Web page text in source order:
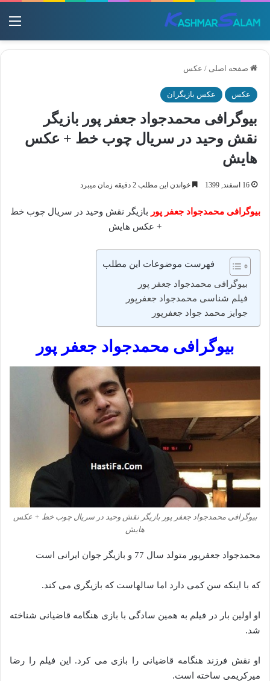
صفحه اصلی / عکس
عکس عکس بازیگران
بیوگرافی محمدجواد جعفر پور بازیگر
نقش وحید در سریال چوب خط + عکس
هایش
16 اسفند, 1399 خواندن این مطلب 2 دقیقه زمان میبرد
بیوگرافی محمدجواد جعفر پور بازیگر نقش وحید در سریال چوب خط
+ عکس هایش
فهرست موضوعات این مطلب
بیوگرافی محمدجواد جعفر پور
فیلم شناسی محمدجواد جعفرپور
جوایز محمد جواد جعفرپور
بیوگرافی محمدجواد جعفر پور
بیوگرافی محمدجواد جعفر پور بازیگر نقش وحید در سریال چوب خط + عکس
هایش
محمدجواد جعفرپور متولد سال 77 و بازیگر جوان ایرانی است
که با اینکه سن کمی دارد اما سالهاست که بازیگری می کند.
او اولین بار در فیلم به همین سادگی با بازی هنگامه قاضیانی شناخته
شد.
او نقش فرزند هنگامه قاضیانی را بازی می کرد. این فیلم را رضا
میرکریمی ساخته است.